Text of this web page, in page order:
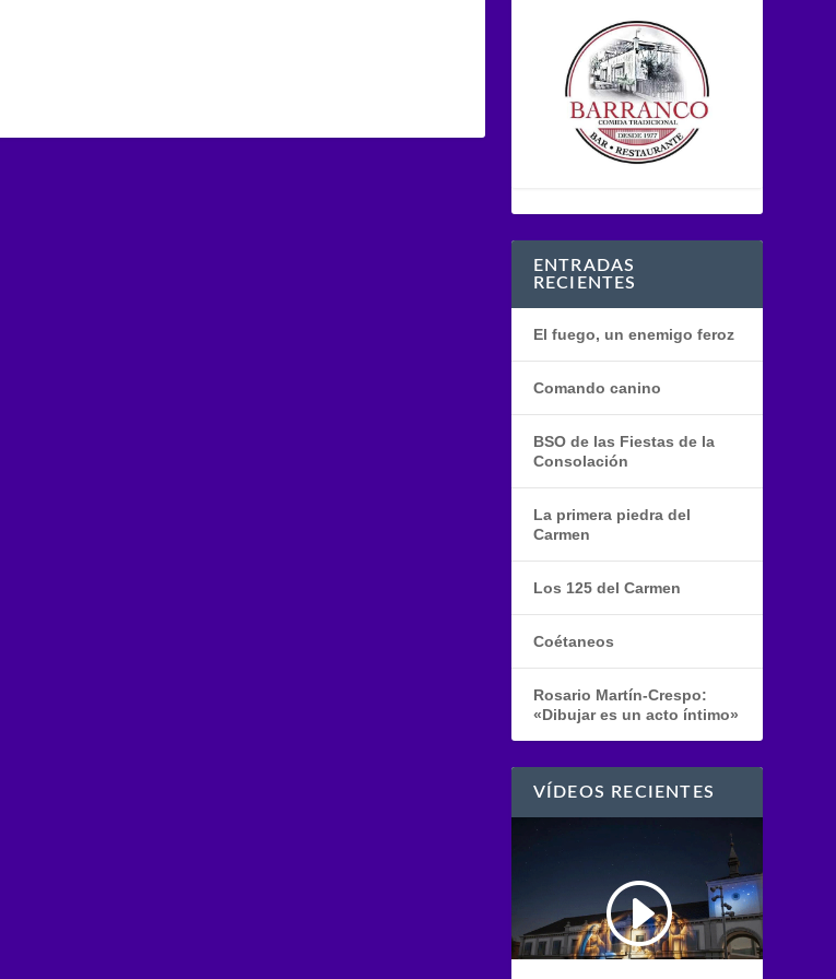
ENTRADAS
RECIENTES
El fuego, un enemigo feroz
Comando canino
BSO de las Fiestas de la
Consolación
La primera piedra del
Carmen
Los 125 del Carmen
Coétaneos
Rosario Martín-Crespo:
«Dibujar es un acto íntimo»
VÍDEOS RECIENTES